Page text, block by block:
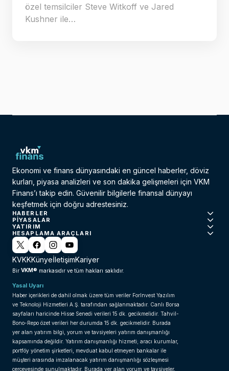
özel temsilciler Steve Witkoff ve Jared
Kushner ile…
Ekonomi ve finans dünyasındaki en güncel haberler, döviz
kurları, piyasa analizleri ve son dakika gelişmeleri için VKM
Finans’ı takip edin. Güvenilir bilgilerle finansal dünyayı
keşfetmek için doğru adrestesiniz.
HABERLER
PIYASALAR
YATIRIM
HESAPLAMA ARAÇLARI
KVKKKünyeİletişimKariyer
Bir VKM® markasıdır ve tüm hakları saklıdır.
Yasal Uyarı
Haber içerikleri de dahil olmak üzere tüm veriler ForInvest Yazılım
ve Teknoloji Hizmetleri A.Ş. tarafından sağlanmaktadır. Canlı Borsa
sayfaları haricinde Hisse Senedi verileri 15 dk. gecikmelidir. Tahvil-
Bono-Repo özet verileri her durumda 15 dk. gecikmelidir. Burada
yer alan yatırım bilgi, yorum ve tavsiyeleri yatırım danışmanlığı
kapsamında değildir. Yatırım danışmanlığı hizmeti; aracı kurumlar,
portföy yönetim şirketleri, mevduat kabul etmeyen bankalar ile
müşteri arasında imzalanacak yatırım danışmanlığı sözleşmesi
çerçevesinde sunulmaktadır. Burada yer alan yorum ve tavsiyeler,